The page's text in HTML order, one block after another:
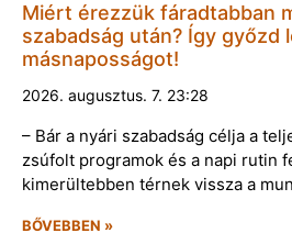
Miért érezzük fáradtabban
szabadság után? Így győzd
másnaposságot!
2026. augusztus. 7. 23:28
– Bár a nyári szabadság célja a
zsúfolt programok és a napi rutin
kimerültebben térnek vissza a
BŐVEBBEN »